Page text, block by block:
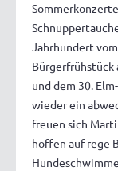
Jahrhundert
Bürgerfrühstück
und dem 30.
wieder ein
freuen sich
hoffen auf rege